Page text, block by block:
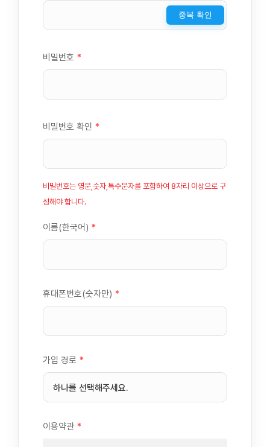
중복 확인
비밀번호 *
비밀번호 확인 *
비밀번호는 영문,숫자,특수문자를 포함하여 8자리 이상으로 구
성해야 합니다.
이름(한국어) *
휴대폰번호(숫자만) *
가입 경로 *
이용약관 *